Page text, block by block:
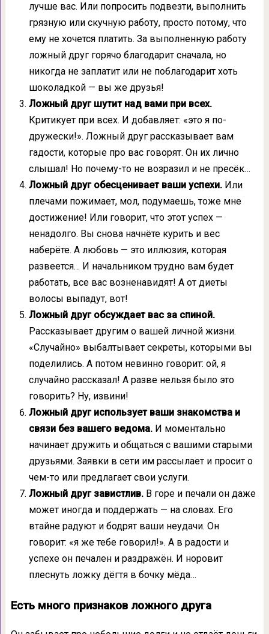
лучше вас. Или попросить подвезти, выполнить
грязную или скучную работу, просто потому, что
ему не хочется платить. За выполненную работу
ложный друг горячо благодарит сначала, но
никогда не заплатит или не поблагодарит хоть
шоколадкой — вы же друзья!
Ложный друг шутит над вами при всех.
Критикует при всех. И добавляет: «это я по-
дружески!». Ложный друг рассказывает вам
гадости, которые про вас говорят. Он их лично
слышал! Но почему-то не возразил и не пресёк…
Ложный друг обесценивает ваши успехи. Или
плечами пожимает, мол, подумаешь, тоже мне
достижение! Или говорит, что этот успех —
ненадолго. Вы снова начнёте курить и вес
наберёте. А любовь — это иллюзия, которая
развеется… И начальником трудно вам будет
работать, все вас возненавидят! А от диеты
волосы выпадут, вот!
Ложный друг обсуждает вас за спиной.
Рассказывает другим о вашей личной жизни.
«Случайно» выбалтывает секреты, которыми вы
поделились. А потом невинно говорит: ой, я
случайно рассказал! А разве нельзя было это
говорить? Ну, извини!
Ложный друг использует ваши знакомства и
связи без вашего ведома.И моментально
начинает дружить и общаться с вашими старыми
друзьями. Заявки в сети им рассылает и просит о
чем-то или предлагает свои услуги.
Ложный друг завистлив. В горе и печали он даже
может иногда и поддержать — на словах. Его
втайне радуют и бодрят ваши неудачи. Он
говорит: «я же тебе говорил!». А в радости и
успехе он печален и раздражён. И норовит
плеснуть ложку дёгтя в бочку мёда…
Есть много признаков ложного друга